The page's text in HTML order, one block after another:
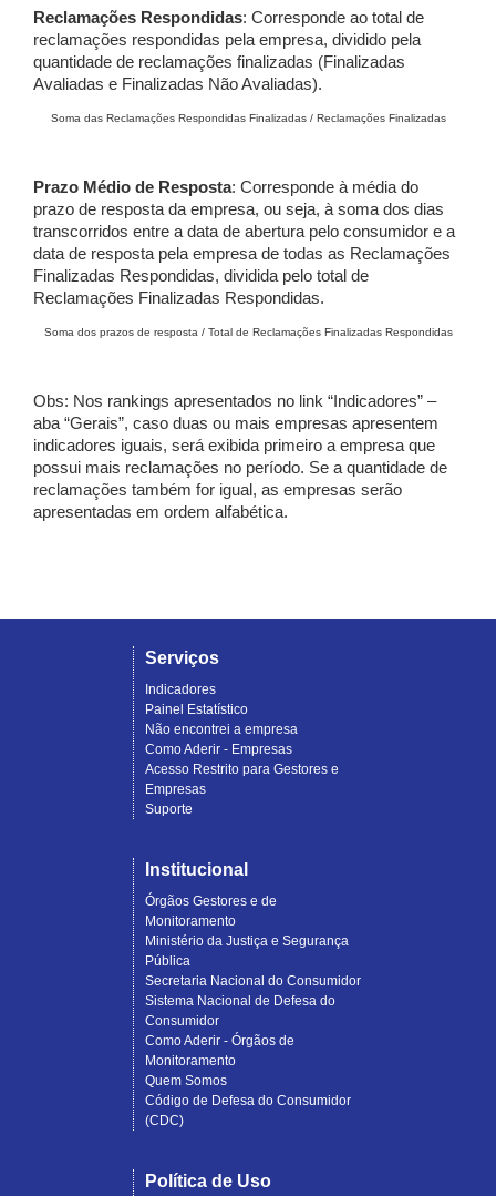
Reclamações Respondidas: Corresponde ao total de
reclamações respondidas pela empresa, dividido pela
quantidade de reclamações finalizadas (Finalizadas
Avaliadas e Finalizadas Não Avaliadas).
Soma das Reclamações Respondidas Finalizadas / Reclamações Finalizadas
Prazo Médio de Resposta: Corresponde à média do
prazo de resposta da empresa, ou seja, à soma dos dias
transcorridos entre a data de abertura pelo consumidor e a
data de resposta pela empresa de todas as Reclamações
Finalizadas Respondidas, dividida pelo total de
Reclamações Finalizadas Respondidas.
Soma dos prazos de resposta / Total de Reclamações Finalizadas Respondidas
Obs: Nos rankings apresentados no link “Indicadores” –
aba “Gerais”, caso duas ou mais empresas apresentem
indicadores iguais, será exibida primeiro a empresa que
possui mais reclamações no período. Se a quantidade de
reclamações também for igual, as empresas serão
apresentadas em ordem alfabética.
Serviços
Indicadores
Painel Estatístico
Não encontrei a empresa
Como Aderir - Empresas
Acesso Restrito para Gestores e
Empresas
Suporte
Institucional
Órgãos Gestores e de
Monitoramento
Ministério da Justiça e Segurança
Pública
Secretaria Nacional do Consumidor
Sistema Nacional de Defesa do
Consumidor
Como Aderir - Órgãos de
Monitoramento
Quem Somos
Código de Defesa do Consumidor
(CDC)
Política de Uso